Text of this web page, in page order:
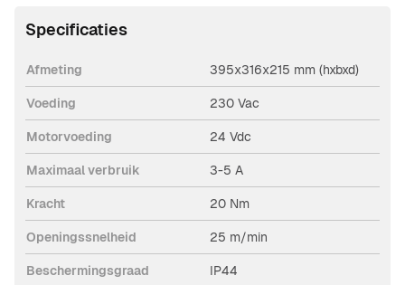
Specificaties
Afmeting 395x316x215 mm (hxbxd)
Voeding 230 Vac
Motorvoeding 24 Vdc
Maximaal verbruik 3-5 A
Kracht 20 Nm
Openingssnelheid 25 m/min
Beschermingsgraad IP44